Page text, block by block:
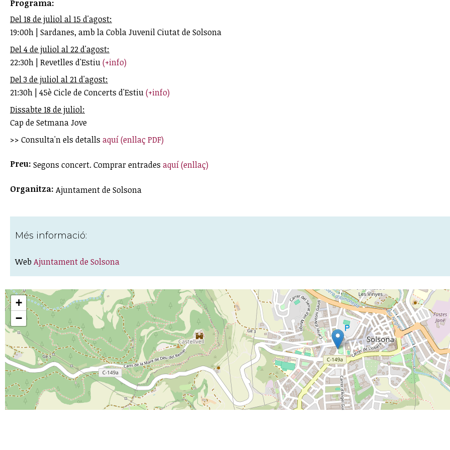
Programa:
Del 18 de juliol al 15 d'agost:
19:00h | Sardanes, amb la Cobla Juvenil Ciutat de Solsona
Del 4 de juliol al 22 d'agost:
22:30h | Revetlles d'Estiu(+info)
Del 3 de juliol al 21 d'agost:
21:30h | 45è Cicle de Concerts d'Estiu(+info)
Dissabte 18 de juliol:
Cap de Setmana Jove
>> Consulta'n els detalls aquí (enllaç PDF)
Preu: Segons concert. Comprar entrades aquí (enllaç)
Organitza: Ajuntament de Solsona
Més informació:
Web Ajuntament de Solsona
+
−